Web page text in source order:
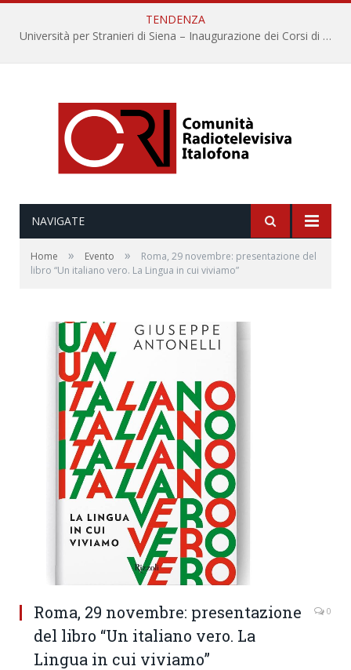
TENDENZA
Università per Stranieri di Siena – Inaugurazione dei Corsi di Lingua e Cultura Italiana, 109a annata
NAVIGATE
Home » Evento »
Roma, 29 novembre: presentazione del
libro “Un italiano vero. La Lingua in cui viviamo”
Roma, 29 novembre: presentazione
del libro “Un italiano vero. La
Lingua in cui viviamo”
0